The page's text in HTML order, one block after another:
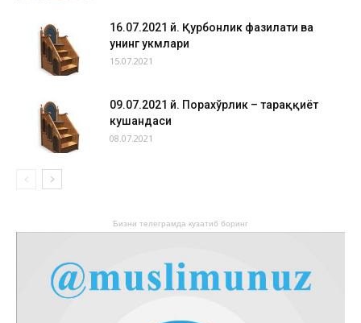
16.07.2021 й. Қурбонлик фазилати ва
унинг ҳукмлари
15.07.2021
09.07.2021 й. Порахўрлик – тараққиёт
кушандаси
08.07.2021
Бизни телеграмда кузатиб боринг